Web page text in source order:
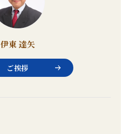
伊東 達矢
ご挨拶